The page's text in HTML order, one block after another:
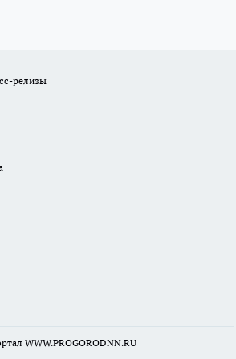
релизы
WWW.PROGORODNN.RU